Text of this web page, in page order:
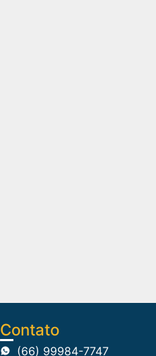
Contato
(66) 99984-7747